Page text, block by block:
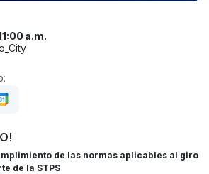
a.m.
de las normas aplicables al giro
de la STPS